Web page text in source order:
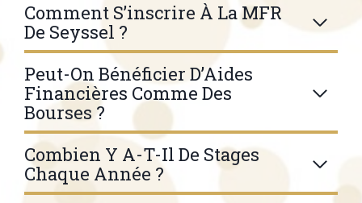
Comment S’inscrire À La MFR
De Seyssel ?
Peut-On Bénéficier D’Aides
Financières Comme Des
Bourses ?
Combien Y A-T-Il De Stages
Chaque Année ?